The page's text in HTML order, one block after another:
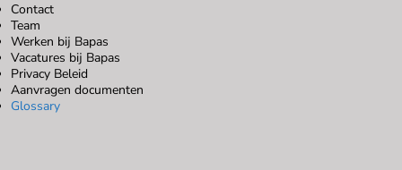
Contact
Team
Werken bij Bapas
Vacatures bij Bapas
Privacy Beleid
Aanvragen documenten
Glossary